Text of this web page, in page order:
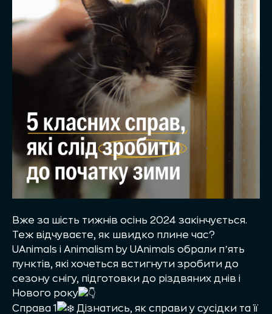
Вже за шість тижнів осінь 2024 закінчується.
Теж відчуваєте, як швидко плине час?
UAnimals і Animalism by UAnimals обрали пʼять
пунктів, які хочеться встигнути зробити до
сезону снігу, підготовки до різдвяних днів і
Нового року
Справа 1
Дізнатись, як справи у сусідки та її